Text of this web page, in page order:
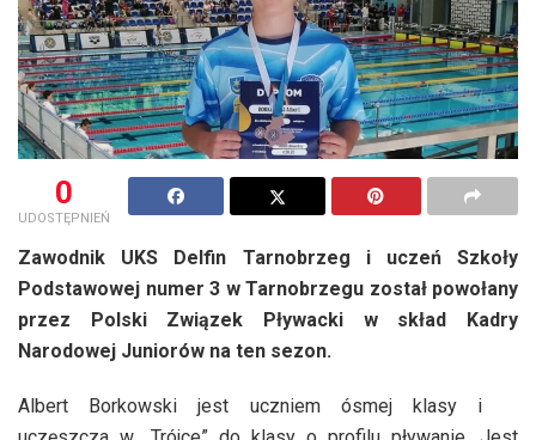
0
UDOSTĘPNIEŃ
Zawodnik UKS Delfin Tarnobrzeg i uczeń Szkoły
Podstawowej numer 3 w Tarnobrzegu został powołany
przez Polski Związek Pływacki w skład Kadry
Narodowej Juniorów na ten sezon.
Albert Borkowski jest uczniem ósmej klasy i